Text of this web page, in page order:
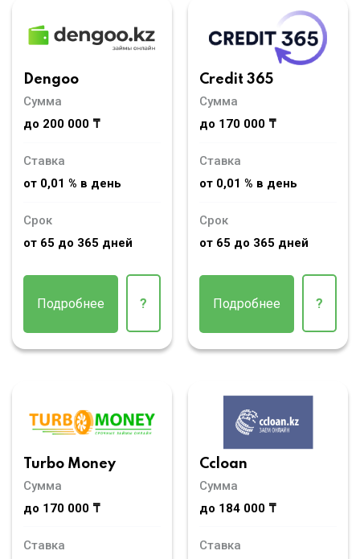
Dengoo
Сумма
до 200 000 ₸
Ставка
от 0,01 % в день
Срок
от 65 до 365 дней
Подробнее ?
Credit 365
Сумма
до 170 000 ₸
Ставка
от 0,01 % в день
Срок
от 65 до 365 дней
Подробнее ?
Turbo Money
Сумма
до 170 000 ₸
Ставка
Ccloan
Сумма
до 184 000 ₸
Ставка